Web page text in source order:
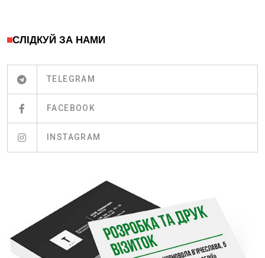
СЛІДКУЙ ЗА НАМИ
TELEGRAM
FACEBOOK
INSTAGRAM